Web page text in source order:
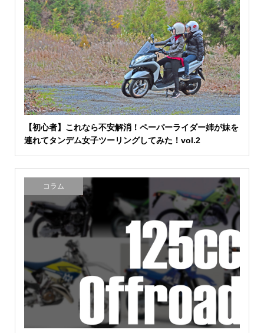
【初心者】これなら不安解消！ペーパーライダー姉が妹を
連れてタンデム女子ツーリングしてみた！vol.2
コラム